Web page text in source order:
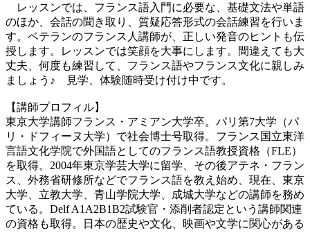
レッスンでは、フランス語入門に必要な、基礎文法や単語
のほか、会話の聞き取り、質疑応答形式の会話練習を行いま
す。ベテランのフランス人講師が、正しい発音のヒントも伝
授します。レッスンでは笑顔を大事にします。間違えても大
丈夫、何度も練習して、フランス語やフランス文化に親しみ
ましょう♪ 見学、体験随時受け付け中です。
【講師プロフィル】
東京大学講師フランス・アミアン大学卒。パリ第7大学（パ
リ・ドフィーヌ大学）で社会博士号取得。フランス国立東洋
言語文化学院で外国語としてのフランス語教授資格（FLE）
を取得。2004年東京学芸大学に留学、その後アテネ・フラン
ス、外務省研修所などでフランス語を教え始め、現在、東京
大学、立教大学、青山学院大学、成城大学などの講師を務め
ている。Delf A1A2B1B2試験官・添削者認定という講師関連
の資格も取得。日本の歴史や文化、映画や文学に関心がある